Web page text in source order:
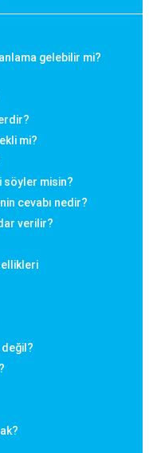
gelebilir mi?
mi?
söyler misin?
cevabı nedir?
verilir?